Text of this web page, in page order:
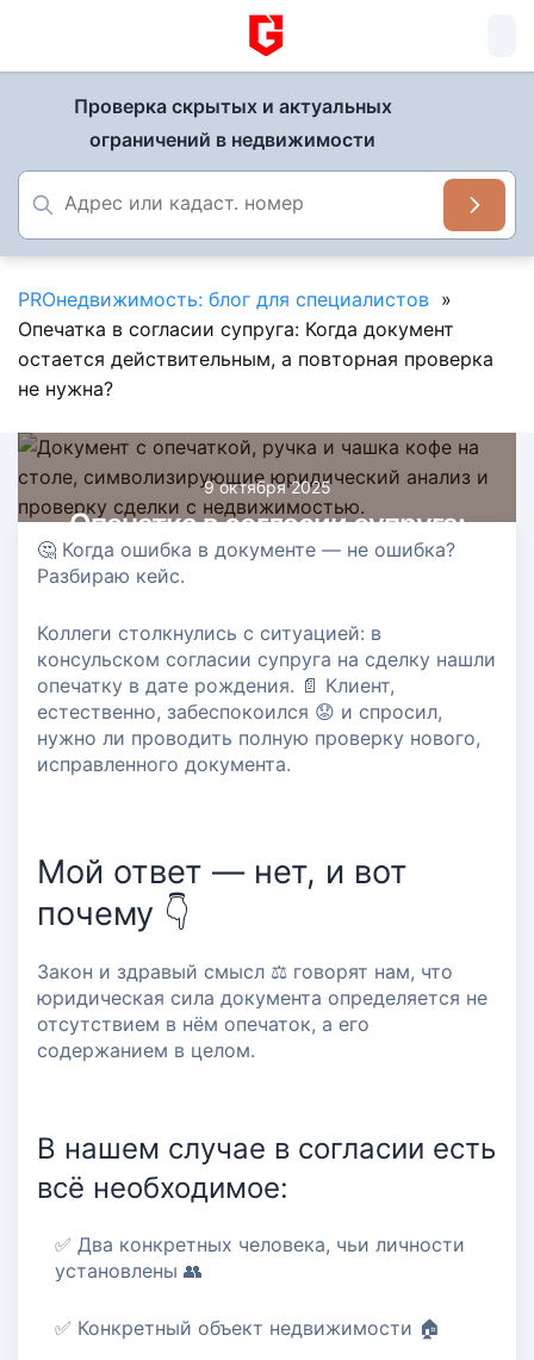
Проверка скрытых и актуальных
ограничений в недвижимости
PROнедвижимость: блог для специалистов »
Опечатка в согласии супруга: Когда документ
остается действительным, а повторная проверка
не нужна?
9 октября 2025
Опечатка в согласии супруга:
Когда документ остается
проверка не нужна?
#проверка недвижимости
#проверка собственника
#юридические аспекты
🤔 Когда ошибка в документе — не ошибка?
Разбираю кейс.
Коллеги столкнулись с ситуацией: в
консульском согласии супруга на сделку нашли
опечатку в дате рождения. 📄 Клиент,
естественно, забеспокоился 😟 и спросил,
нужно ли проводить полную проверку нового,
исправленного документа.
Мой ответ — нет, и вот
почему 👇
Закон и здравый смысл ⚖️ говорят нам, что
юридическая сила документа определяется не
отсутствием в нём опечаток, а его
содержанием в целом.
В нашем случае в согласии есть
всё необходимое:
✅ Два конкретных человека, чьи личности
установлены 👥
✅ Конкретный объект недвижимости 🏠